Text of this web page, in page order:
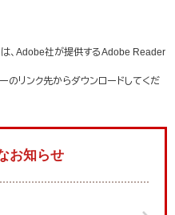
、Adobe社が提供するAdobe Reader
リンク先からダウンロードしてくだ
お知らせ